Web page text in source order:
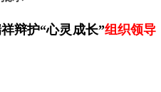
辩护“心灵成长”组织领导